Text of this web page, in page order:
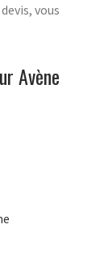
vous
Avène